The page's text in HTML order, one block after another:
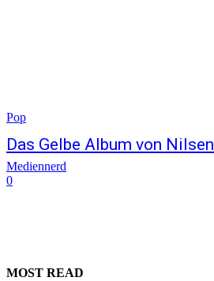
Pop
Das Gelbe Album von Nilsen
Mediennerd
0
MOST READ